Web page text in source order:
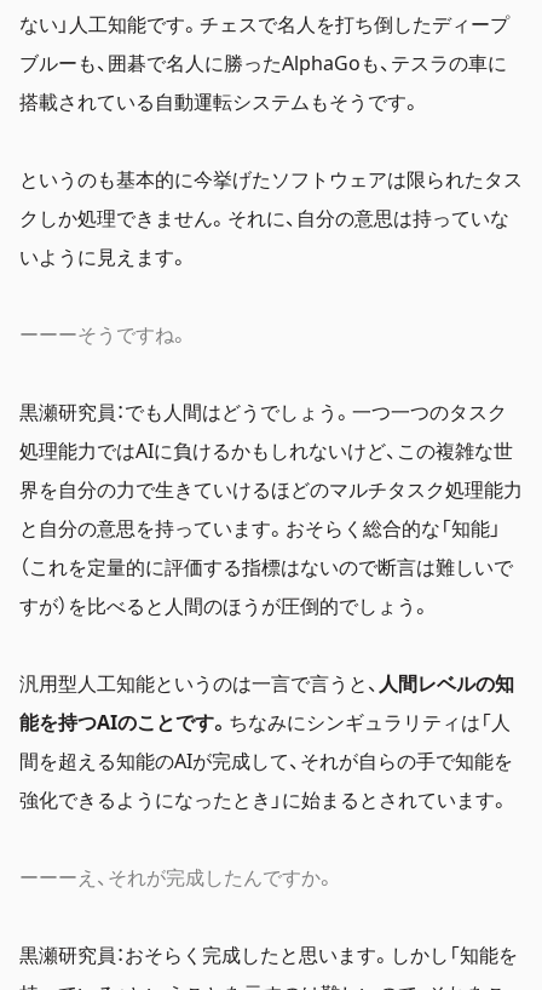
ない」人工知能です。チェスで名人を打ち倒したディープ
ブルーも、囲碁で名人に勝ったAlphaGoも、テスラの車に
搭載されている自動運転システムもそうです。
というのも基本的に今挙げたソフトウェアは限られたタス
クしか処理できません。それに、自分の意思は持っていな
いように見えます。
ーーーそうですね。
黒瀬研究員：でも人間はどうでしょう。一つ一つのタスク
処理能力ではAIに負けるかもしれないけど、この複雑な世
界を自分の力で生きていけるほどのマルチタスク処理能力
と自分の意思を持っています。おそらく総合的な「知能」
（これを定量的に評価する指標はないので断言は難しいで
すが）を比べると人間のほうが圧倒的でしょう。
汎用型人工知能というのは一言で言うと、 人間レベルの知
能を持つAIのことです。 ちなみにシンギュラリティは「人
間を超える知能のAIが完成して、それが自らの手で知能を
強化できるようになったとき」に始まるとされています。
ーーーえ、それが完成したんですか。
黒瀬研究員：おそらく完成したと思います。しかし「知能を